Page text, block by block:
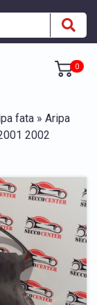
0
fata » Aripa
2002